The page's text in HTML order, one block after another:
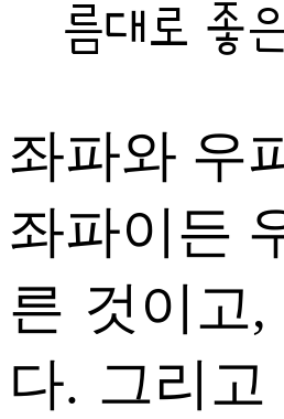
름대로 좋
좌파와 우
좌파이든
른 것이고
다. 그리